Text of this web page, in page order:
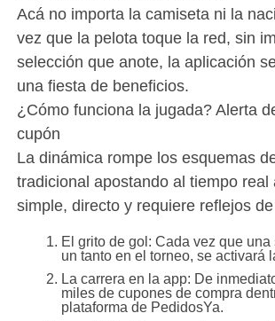
Acá no importa la camiseta ni la
vez que la pelota toque la red, sin
selección que anote, la aplicación
una fiesta de beneficios.
¿Cómo funciona la jugada? Alerta
cupón
La dinámica rompe los esquemas
tradicional apostando al tiempo real
simple, directo y requiere reflejos
El grito de gol: Cada vez que
un tanto en el torneo, se activará
La carrera en la app: De
miles de cupones de compra
plataforma de PedidosYa.